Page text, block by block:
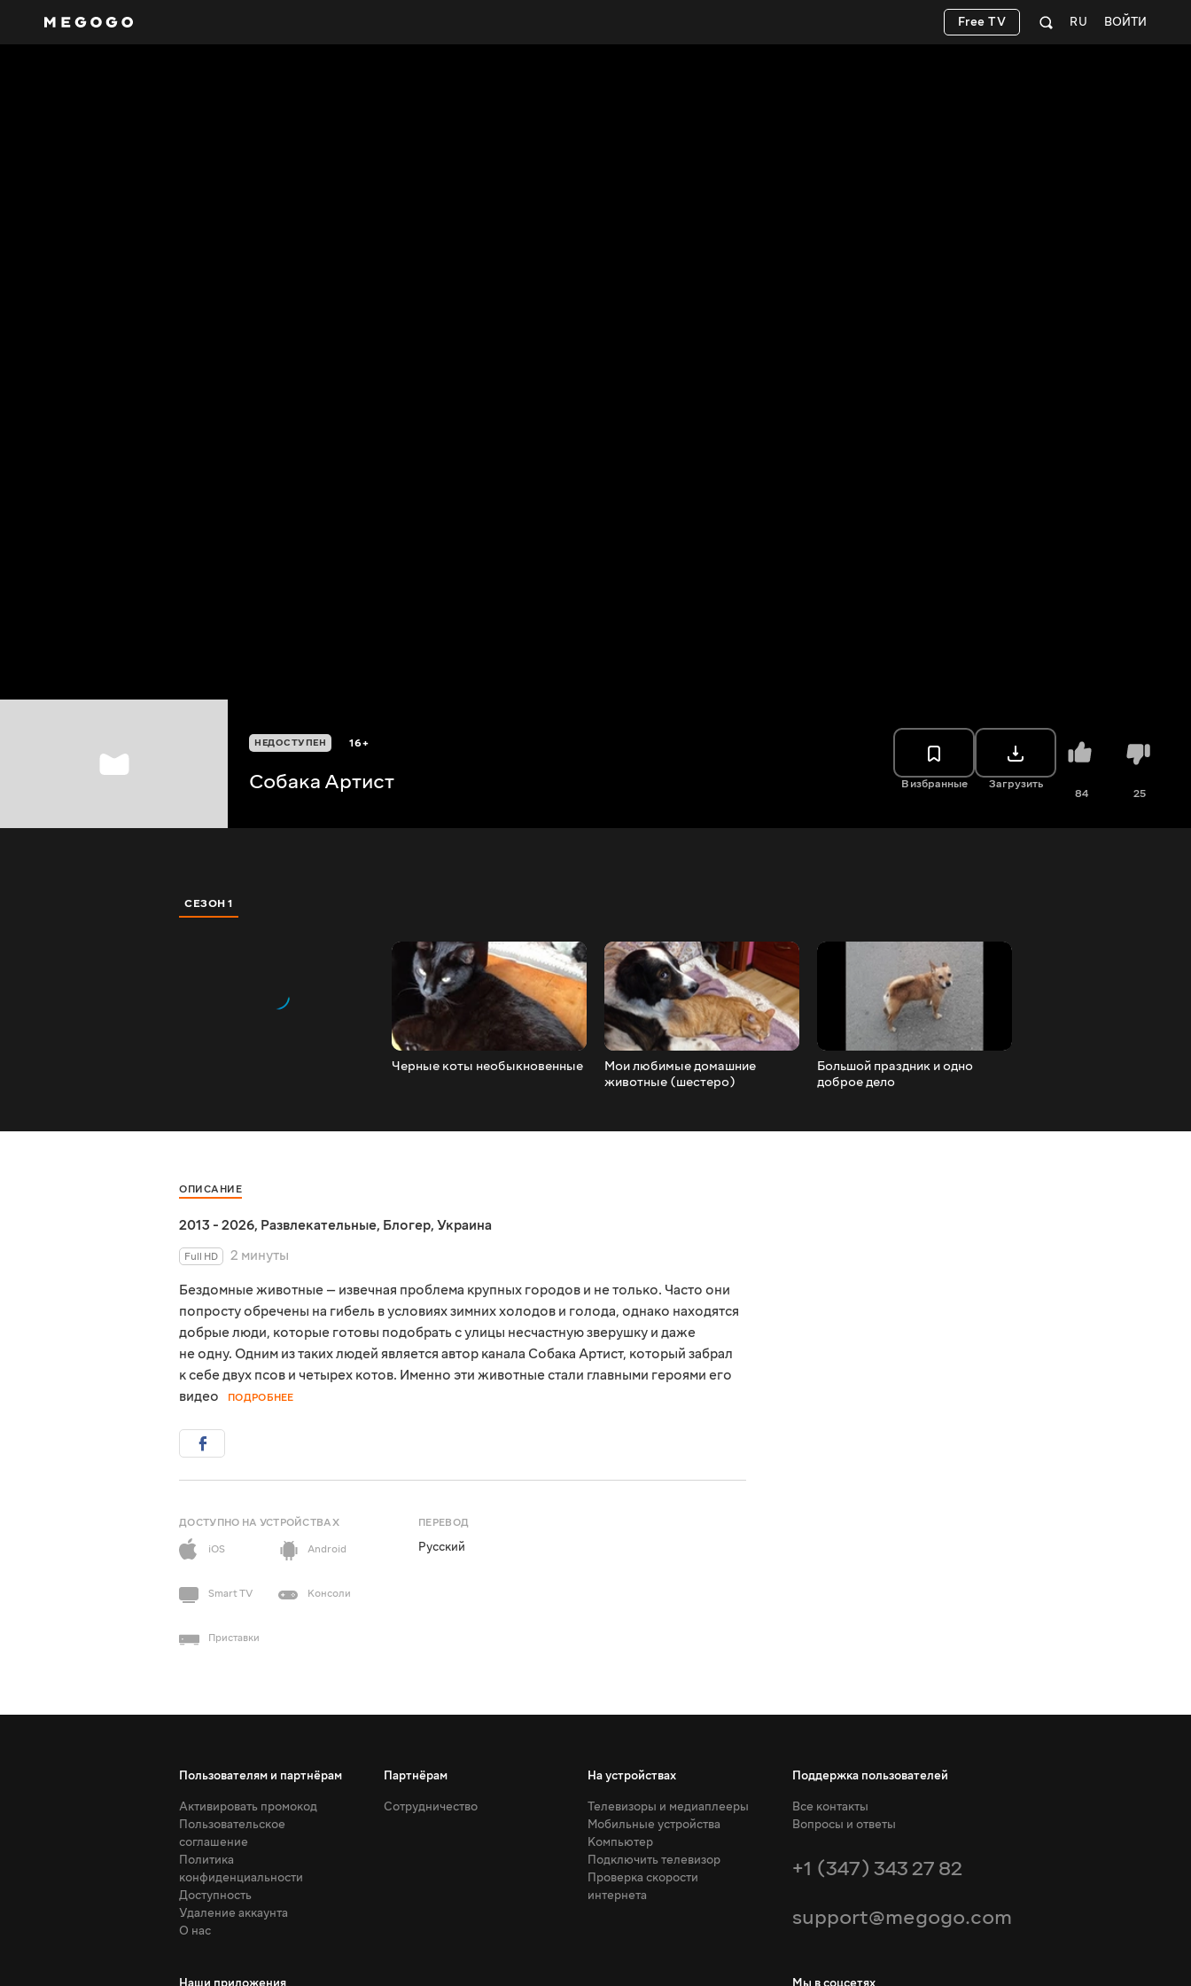
ВОЙТИ
RU
Free TV
НЕДОСТУПЕН 16+
Собака Артист В избранные Загрузить
84 25
СЕЗОН 1
Черные коты необыкновенные
Мои любимые домашние
животные (шестеро)
Большой праздник и одно
доброе дело
ОПИСАНИЕ
2013 - 2026, Развлекательные, Блогер, Украина
Full HD
2 минуты
Бездомные животные — извечная проблема крупных городов и не только. Часто они
попросту обречены на гибель в условиях зимних холодов и голода, однако находятся
добрые люди, которые готовы подобрать с улицы несчастную зверушку и даже
не одну. Одним из таких людей является автор канала Собака Артист, который забрал
к себе двух псов и четырех котов. Именно эти животные стали главными героями его
видео
ПОДРОБНЕЕ
ДОСТУПНО НА УСТРОЙСТВАХ
iOS
Android
Smart TV Консоли
Приставки
ПЕРЕВОД
Русский
Пользователям и партнёрам
Активировать промокод
Пользовательское
соглашение
Политика
конфиденциальности
Доступность
Удаление аккаунта
О нас
Партнёрам
Сотрудничество
На устройствах
Телевизоры и медиаплееры
Мобильные устройства
Компьютер
Подключить телевизор
Проверка скорости
интернета
Поддержка пользователей
Все контакты
Вопросы и ответы
+1 (347) 343 27 82
support@megogo.com